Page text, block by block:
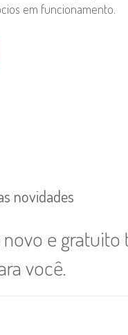
em funcionamento.
novidades
e gratuito
você.